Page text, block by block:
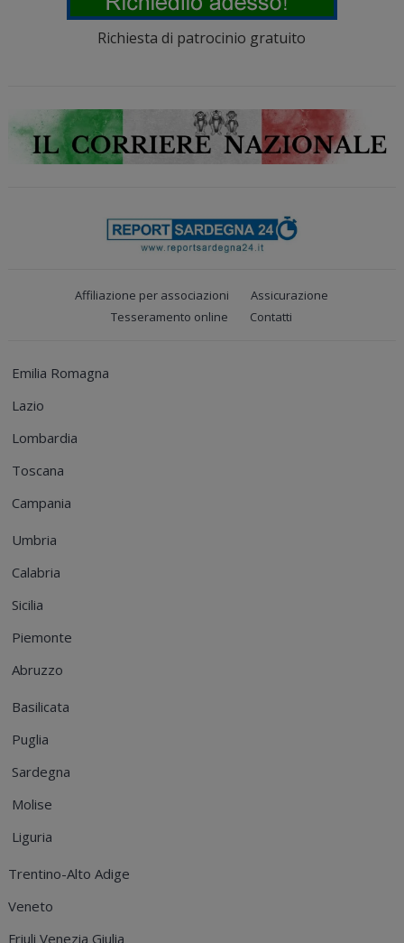
Richiesta di patrocinio gratuito
Affiliazione per associazioni
Assicurazione
Tesseramento online
Contatti
Emilia Romagna
Lazio
Lombardia
Toscana
Campania
Umbria
Calabria
Sicilia
Piemonte
Abruzzo
Basilicata
Puglia
Sardegna
Molise
Liguria
Trentino-Alto Adige
Veneto
Friuli Venezia Giulia